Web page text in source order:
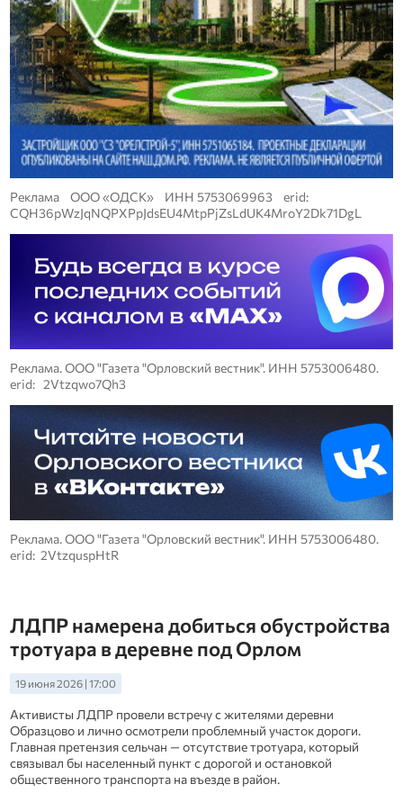
Реклама ООО «ОДСК» ИНН 5753069963 erid:
CQH36pWzJqNQPXPpJdsEU4MtpPjZsLdUK4MroY2Dk71DgL
Реклама. ООО "Газета "Орловский вестник". ИНН 5753006480.
erid: 2Vtzqwo7Qh3
Реклама. ООО "Газета "Орловский вестник". ИНН 5753006480.
erid: 2VtzquspHtR
ЛДПР намерена добиться обустройства
тротуара в деревне под Орлом
19 июня 2026 | 17:00
Активисты ЛДПР провели встречу с жителями деревни
Образцово и лично осмотрели проблемный участок дороги.
Главная претензия сельчан — отсутствие тротуара, который
связывал бы населенный пункт с дорогой и остановкой
общественного транспорта на въезде в район.